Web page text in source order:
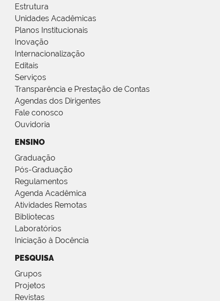
Estrutura
Unidades Acadêmicas
Planos Institucionais
Inovação
Internacionalização
Editais
Serviços
Transparência e Prestação de Contas
Agendas dos Dirigentes
Fale conosco
Ouvidoria
ENSINO
Graduação
Pós-Graduação
Regulamentos
Agenda Acadêmica
Atividades Remotas
Bibliotecas
Laboratórios
Iniciação à Docência
PESQUISA
Grupos
Projetos
Revistas